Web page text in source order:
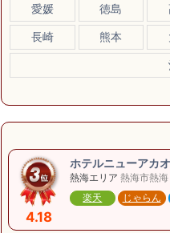
愛媛 徳島
長崎 熊本
4.18
ホテルニューアカオ
熱海エリア熱海市熱
楽天
じゃらん